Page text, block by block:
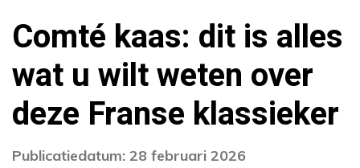
Comté kaas: dit is alles
wat u wilt weten over
deze Franse klassieker
Publicatiedatum: 28 februari 2026